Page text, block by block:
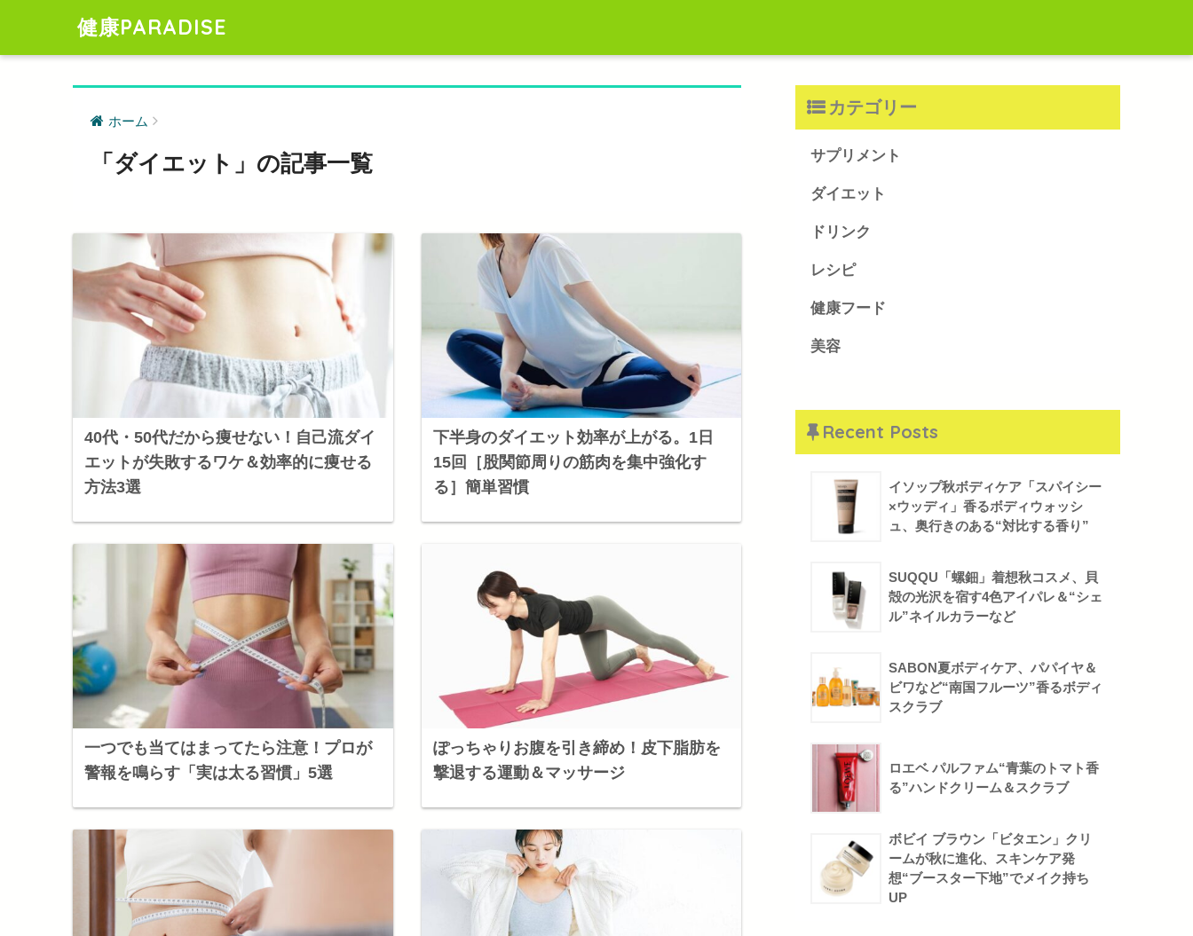
健康PARADISE
ホーム
「ダイエット」の記事一覧
40代・50代だから痩せない！自己流ダイ
エットが失敗するワケ＆効率的に痩せる
方法3選
下半身のダイエット効率が上がる。1日
15回［股関節周りの筋肉を集中強化す
る］簡単習慣
一つでも当てはまってたら注意！プロが
警報を鳴らす「実は太る習慣」5選
ぽっちゃりお腹を引き締め！皮下脂肪を
撃退する運動＆マッサージ
カテゴリー
サプリメント
ダイエット
ドリンク
レシピ
健康フード
美容
Recent Posts
イソップ秋ボディケア「スパイシー
×ウッディ」香るボディウォッシ
ュ、奥行きのある“対比する香り”
SUQQU「螺鈿」着想秋コスメ、貝
殻の光沢を宿す4色アイパレ＆“シェ
ル”ネイルカラーなど
SABON夏ボディケア、パパイヤ＆
ビワなど“南国フルーツ”香るボディ
スクラブ
ロエベ パルファム“青葉のトマト香
る”ハンドクリーム＆スクラブ
ボビイ ブラウン「ビタエン」クリ
ームが秋に進化、スキンケア発
想“ブースター下地”でメイク持ち
UP